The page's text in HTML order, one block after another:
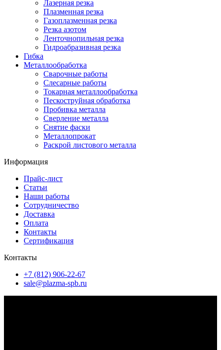
Лазерная резка
Плазменная резка
Газоплазменная резка
Резка азотом
Ленточнопильная резка
Гидроабразивная резка
Гибка
Металлообработка
Сварочные работы
Слесарные работы
Токарная металлообработка
Пескоструйная обработка
Пробивка металла
Сверление металла
Снятие фаски
Металлопрокат
Раскрой листового металла
Информация
Прайс-лист
Статьи
Наши работы
Сотрудничество
Доставка
Оплата
Контакты
Сертификация
Контакты
+7 (812) 906-22-67
sale@plazma-spb.ru